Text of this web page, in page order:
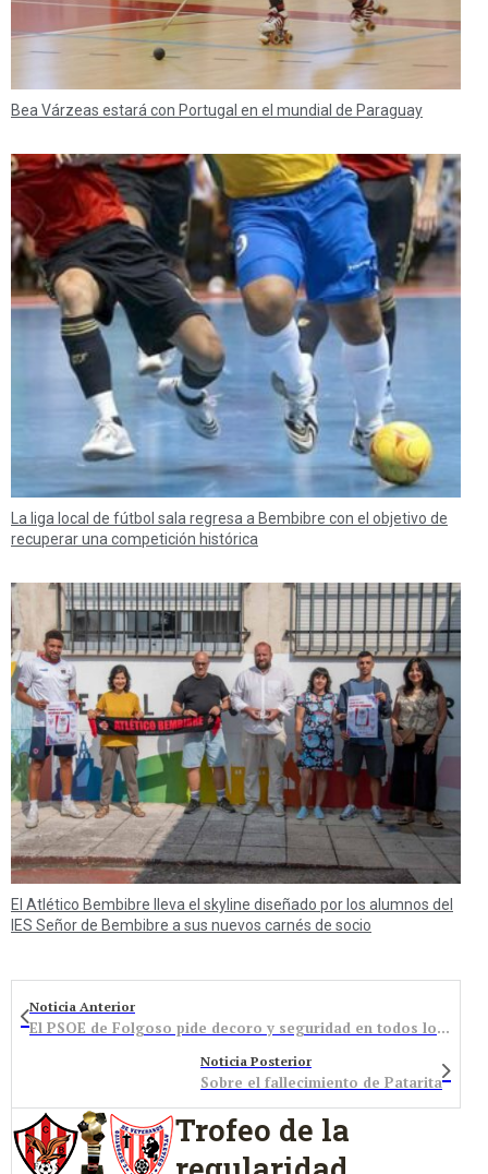
Bea Várzeas estará con Portugal en el mundial de Paraguay
La liga local de fútbol sala regresa a Bembibre con el objetivo de
recuperar una competición histórica
El Atlético Bembibre lleva el skyline diseñado por los alumnos del
IES Señor de Bembibre a sus nuevos carnés de socio
Noticia Anterior
El PSOE de Folgoso pide decoro y seguridad en todos los pueblos del municipio
Noticia Posterior
Sobre el fallecimiento de Patarita
Trofeo de la